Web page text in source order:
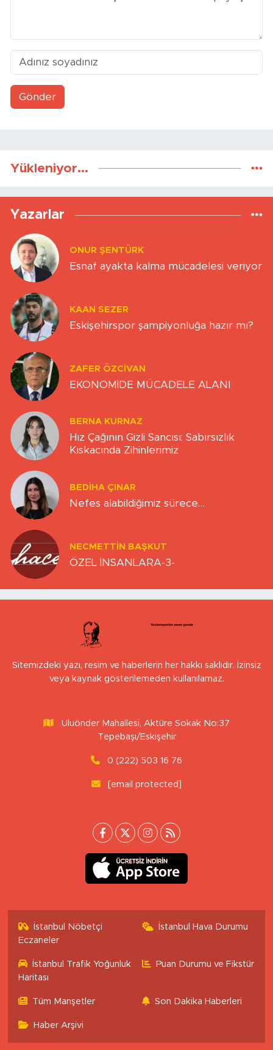
Gönder
Yükleniyor...
Yazarlar
ONUR ŞENTÜRK
Esnaf ayakta kalma mücadelesi veriyor
KAAN SEZER
Eskişehirspor şampiyonluğa hazır mı?
ZAFER ÖZCIVAN
EKONOMİDE MÜCADELE ALANI
BERNA KURNAZ
Hız Çağının Gizli Sancısı: Sabırsızlık
Kıskacında Zihinlerimiz
BEDIHA ÇINAR
Nefes alabildiğimiz sürece…
NECMETTIN BAŞKUT
ÖZEL İNSANLARA-3-
Sitemizdeki yazı, resim ve haberlerin her hakkı saklıdır. İzinsiz
veya kaynak gösterilemeden kullanılamaz.
Uluönder Mahallesi, Aktüre Sokak No:37
Tepebaşı/Eskişehir
0 (222) 503 16 76
[email protected]
İstanbul Nöbetçi
Eczaneler
İstanbul Hava Durumu
İstanbul Trafik Yoğunluk
Haritası
Puan Durumu ve Fikstür
Tüm Manşetler Son Dakika Haberleri
Haber Arşivi